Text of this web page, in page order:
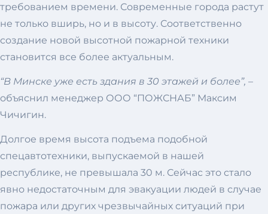
требованием времени. Современные города растут
не только вширь, но и в высоту. Соответственно
создание новой высотной пожарной техники
становится все более актуальным.
“В Минске уже есть здания в 30 этажей и более”, –
объяснил менеджер ООО “ПОЖСНАБ” Максим
Чичигин.
Долгое время высота подъема подобной
спецавтотехники, выпускаемой в нашей
республике, не превышала 30 м. Сейчас это стало
явно недостаточным для эвакуации людей в случае
пожара или других чрезвычайных ситуаций при